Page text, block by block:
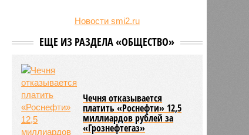
Республики СКФО замкнули
обороту розничной торговли
Новости smi2.ru
ЕЩЕ ИЗ РАЗДЕЛА «ОБЩЕСТВО»
Чечня отказывается
платить «Роснефти» 12,5
миллиардов рублей за
«Грознефтегаз»